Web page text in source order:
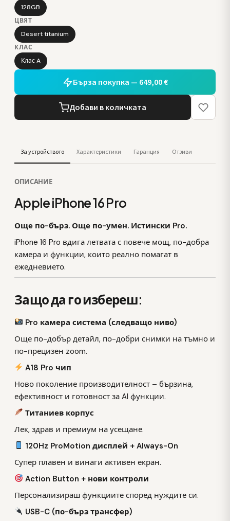
128GB
ЦВЯТ
Desert titanium
КЛАС
Клас A
Бърза покупка — 649,00 €
Добави в количката
За устройството Характеристики Гаранция Отзиви
ОПИСАНИЕ
Apple iPhone 16 Pro
Още по-бърз. Още по-умен. Истински Pro.
iPhone 16 Pro вдига летвата с повече мощ, по-добра
камера и функции, които реално помагат в
ежедневието.
Защо да го избереш:
Pro камера система (следващо ниво)
Още по-добър детайл, по-добри снимки на тъмно и
по-прецизен zoom.
A18 Pro чип
Ново поколение производителност – бързина,
ефективност и готовност за AI функции.
Титаниев корпус
Лек, здрав и премиум на усещане.
120Hz ProMotion дисплей + Always-On
Супер плавен и винаги активен екран.
Action Button + нови контроли
Персонализираш функциите според нуждите си.
USB-C (по-бърз трансфер)